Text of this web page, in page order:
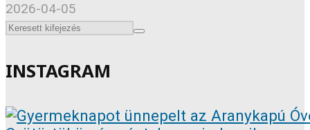
2026-04-05
INSTAGRAM